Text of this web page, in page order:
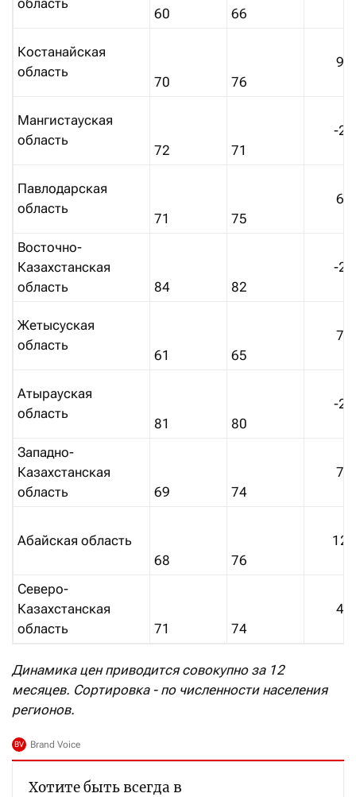
60 66
Костанайская
область
70 76
9%
Мангистауская
область
72 71
-
Павлодарская
область
71 75
6%
Восточно-
Казахстанская
область
84 82
-
Жетысуская
область
61 65
7%
Атырауская
область
81 80
-
Западно-
Казахстанская
область
69 74
7%
Абайская область
68
76
Северо-
Казахстанская
область
71 74
4%
Динамика цен приводится совокупно за 12
месяцев. Сортировка - по численности населения
регионов.
Хотите быть всегда в